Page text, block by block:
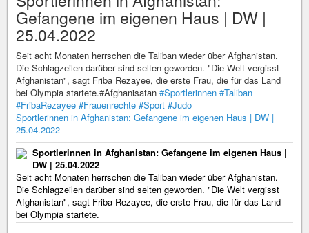
Gefangene im eigenen Haus | DW |
25.04.2022
Seit acht Monaten herrschen die Taliban wieder über Afghanistan.
Die Schlagzeilen darüber sind selten geworden. "Die Welt vergisst
Afghanistan", sagt Friba Rezayee, die erste Frau, die für das Land
bei Olympia startete.#Afghanisatan #Sportlerinnen #Taliban
#FribaRezayee #Frauenrechte #Sport #Judo
Sportlerinnen in Afghanistan: Gefangene im eigenen Haus | DW |
25.04.2022
Sportlerinnen in Afghanistan: Gefangene im eigenen Haus |
DW | 25.04.2022
Seit acht Monaten herrschen die Taliban wieder über Afghanistan.
Die Schlagzeilen darüber sind selten geworden. "Die Welt vergisst
Afghanistan", sagt Friba Rezayee, die erste Frau, die für das Land
bei Olympia startete.